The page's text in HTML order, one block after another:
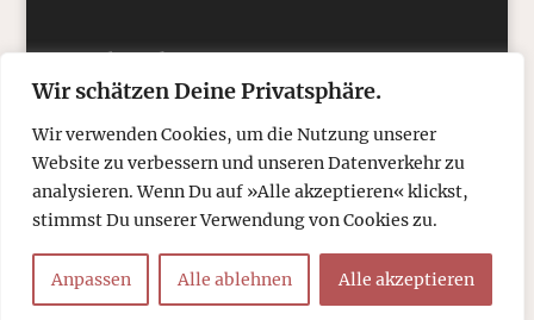
Wir schätzen Deine Privatsphäre.
Wir verwenden Cookies, um die Nutzung unserer
Website zu verbessern und unseren Datenverkehr zu
analysieren. Wenn Du auf »Alle akzeptieren« klickst,
stimmst Du unserer Verwendung von Cookies zu.
Anpassen Alle ablehnen Alle akzeptieren
Social Media